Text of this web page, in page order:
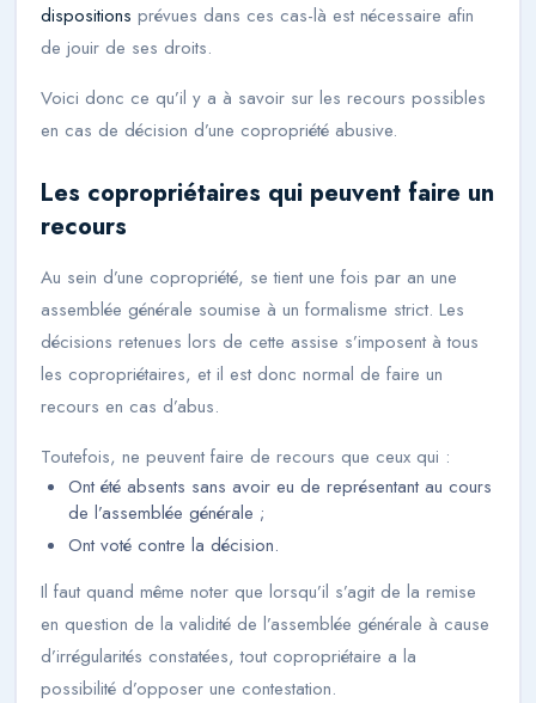
dispositions prévues dans ces cas-là est nécessaire afin
de jouir de ses droits.
Voici donc ce qu’il y a à savoir sur les recours possibles
en cas de décision d’une copropriété abusive.
Les copropriétaires qui peuvent faire un
recours
Au sein d’une copropriété, se tient une fois par an une
assemblée générale soumise à un formalisme strict. Les
décisions retenues lors de cette assise s’imposent à tous
les copropriétaires, et il est donc normal de faire un
recours en cas d’abus.
Toutefois, ne peuvent faire de recours que ceux qui :
Ont été absents sans avoir eu de représentant au cours
de l’assemblée générale ;
Ont voté contre la décision.
Il faut quand même noter que lorsqu’il s’agit de la remise
en question de la validité de l’assemblée générale à cause
d’irrégularités constatées, tout copropriétaire a la
possibilité d’opposer une contestation.